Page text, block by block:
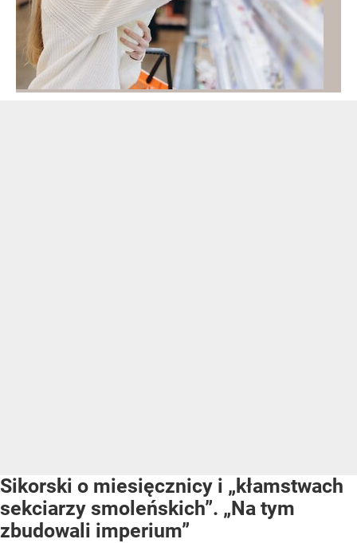
Sikorski o miesięcznicy i „kłamstwach
sekciarzy smoleńskich”. „Na tym
zbudowali imperium”